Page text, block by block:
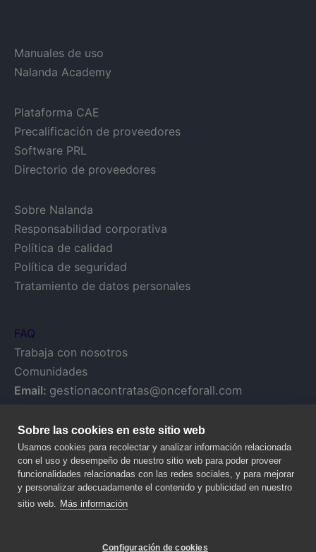
Manuales de uso
Nalanda Academy
Plataforma CAE
Precalificación de proveedores
Software PRL
Directorio de proveedores
Sobre Nalanda
Responsabilidad corporativa
Política de calidad
Política de seguridad
Tratamiento de datos personales
FAQ
Trabaja con nosotros
Comunidades
Email: gestionacontratas@onceforall.com
Sobre las cookies en este sitio web
Usamos cookies para recolectar y analizar información relacionada
con el uso y desempeño de nuestro sitio web para poder proveer
funcionalidades relacionadas con las redes sociales, y para mejorar
y personalizar adecuadamente el contenido y publicidad en nuestro
sitio web. Más información
Configuración de cookies